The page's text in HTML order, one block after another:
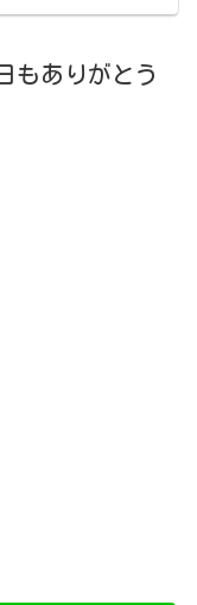
もありがとう